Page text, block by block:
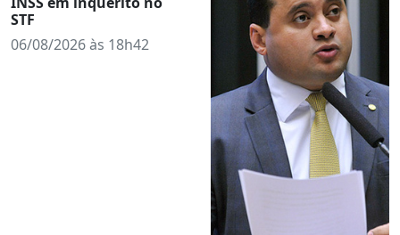
STF
06/08/2026 às 18h42